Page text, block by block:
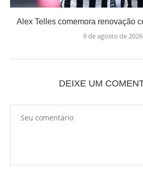
Alex Telles comemora renovação
9 de agosto de 2026
DEIXE UM